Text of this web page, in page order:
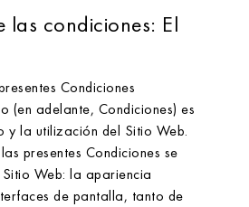
las condiciones: El
Condiciones
(en adelante, Condiciones) es
y la utilización del Sitio Web.
presentes Condiciones se
Web: la apariencia
de pantalla, tanto de